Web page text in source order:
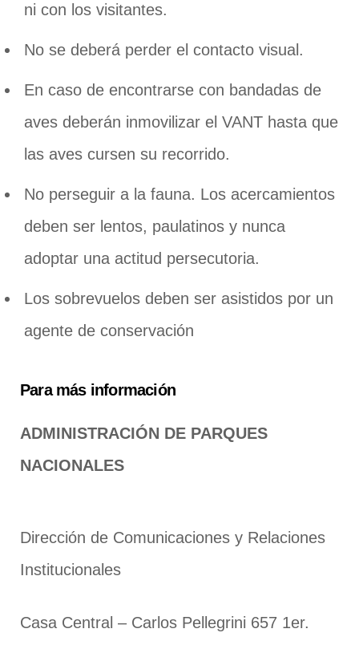
ni con los visitantes.
No se deberá perder el contacto visual.
En caso de encontrarse con bandadas de
aves deberán inmovilizar el VANT hasta que
las aves cursen su recorrido.
No perseguir a la fauna. Los acercamientos
deben ser lentos, paulatinos y nunca
adoptar una actitud persecutoria.
Los sobrevuelos deben ser asistidos por un
agente de conservación
Para más información
ADMINISTRACIÓN DE PARQUES
NACIONALES
Dirección de Comunicaciones y Relaciones
Institucionales
Casa Central – Carlos Pellegrini 657 1er.